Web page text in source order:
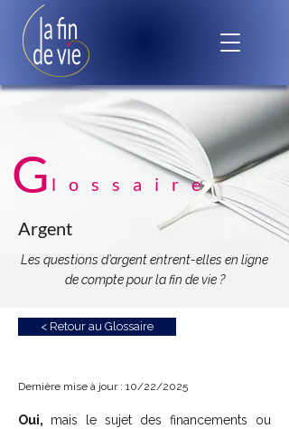
G lossaire
Argent
Les questions d’argent entrent-elles en ligne
de compte pour la fin de vie ?
< Retour au Glossaire
Dernière mise à jour : 10/22/2025
Oui, mais le sujet des financements ou